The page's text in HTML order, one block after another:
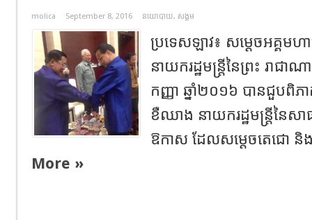
molica September 8, 2016 នយោបាយ, សង្គម
ប្រទេសឡាវ៖ សម្ដេចអគ្គម
នាយករដ្ឋមន្ត្រីនៃព្រះ រាជា
កញ្ញា ឆ្នាំ២០១៦ បានជួបពិភ
ខឺឈាង នាយករដ្ឋមន្ត្រីនៃសា
ឱកាស ដែលសម្តេចតេជោ
More »